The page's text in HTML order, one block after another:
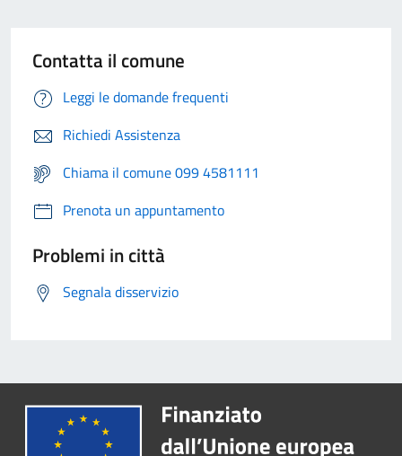
Contatta il comune
Leggi le domande frequenti
Richiedi Assistenza
Chiama il comune 099 4581111
Prenota un appuntamento
Problemi in città
Segnala disservizio